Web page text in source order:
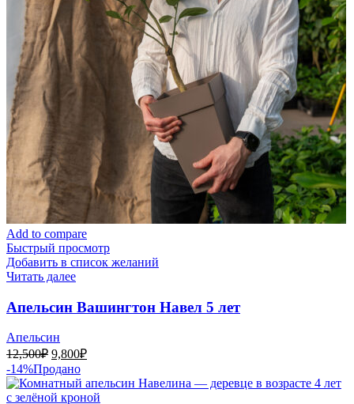
Add to compare
Быстрый просмотр
Добавить в список желаний
Читать далее
Апельсин Вашингтон Навел 5 лет
Апельсин
12,500₽ Первоначальная
цена
составляла
12,500₽.
9,800₽Текущая
9,800₽.
-14%Продано